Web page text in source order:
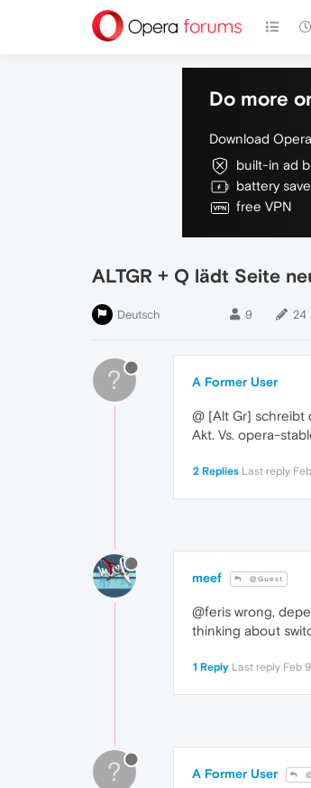
Do more
Download
built-in ad
battery
free VPN
ALTGR + Q lädt Seite
Deutsch 9 24
? A Former User
@ [Alt Gr] schreibt
Akt. Vs. opera-
2 Replies Last reply
meef @Guest
@feris wrong,
thinking about
1 Reply Last reply Feb
? A Former User